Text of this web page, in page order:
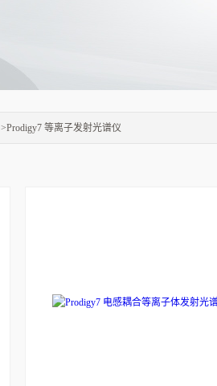
>Prodigy7 等离子发射光谱仪